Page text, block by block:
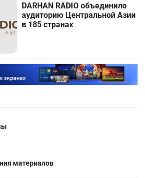
DARHAN RADIO объединило
аудиторию Центральной Азии
в 185 странах
материалов